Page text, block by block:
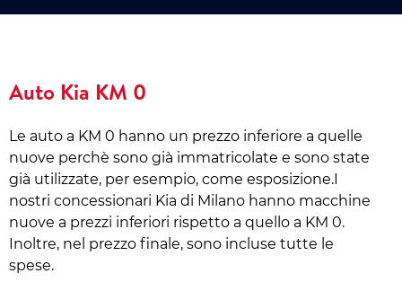
Auto Kia KM 0
Le auto a KM 0 hanno un prezzo inferiore a quelle
nuove perchè sono già immatricolate e sono state
già utilizzate, per esempio, come esposizione.I
nostri concessionari Kia di Milano hanno macchine
nuove a prezzi inferiori rispetto a quello a KM 0.
Inoltre, nel prezzo finale, sono incluse tutte le
spese.